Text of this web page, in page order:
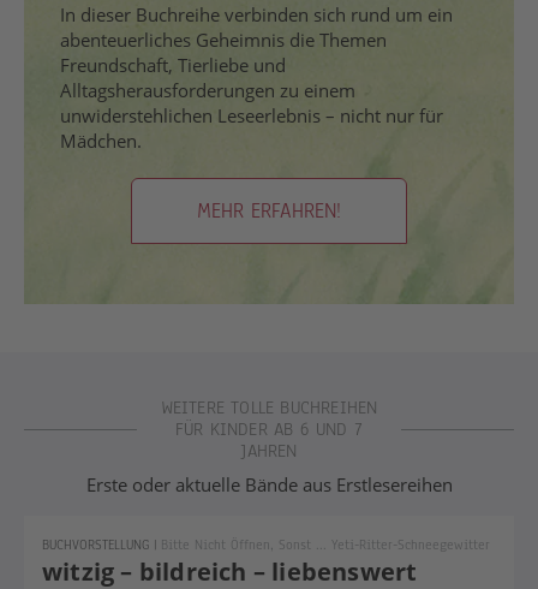
In dieser Buchreihe verbinden sich rund um ein
abenteuerliches Geheimnis die Themen
Freundschaft, Tierliebe und
Alltagsherausforderungen zu einem
unwiderstehlichen Leseerlebnis – nicht nur für
Mädchen.
MEHR ERFAHREN!
WEITERE TOLLE BUCHREIHEN
FÜR KINDER AB 6 UND 7
JAHREN
Erste oder aktuelle Bände aus Erstlesereihen
witzig – bildreich – liebenswert
BUCHVORSTELLUNG | Bitte Nicht Öffnen, Sonst ... Yeti-Ritter-Schneegewitter